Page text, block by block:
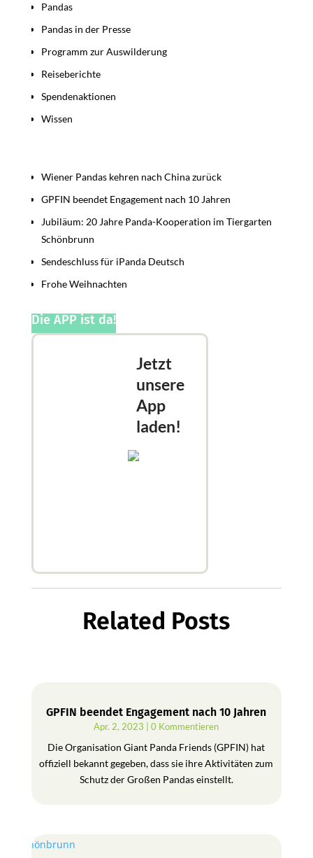
Pandas
Pandas in der Presse
Programm zur Auswilderung
Reiseberichte
Spendenaktionen
Wissen
Wiener Pandas kehren nach China zurück
GPFIN beendet Engagement nach 10 Jahren
Jubiläum: 20 Jahre Panda-Kooperation im Tiergarten
Schönbrunn
Sendeschluss für iPanda Deutsch
Frohe Weihnachten
Die APP ist da!
Jetzt
unsere
App
laden!
Related Posts
GPFIN beendet Engagement nach 10 Jahren
Apr. 2, 2023 | 0 Kommentieren
Die Organisation Giant Panda Friends (GPFIN) hat
offiziell bekannt gegeben, dass sie ihre Aktivitäten zum
Schutz der Großen Pandas einstellt.